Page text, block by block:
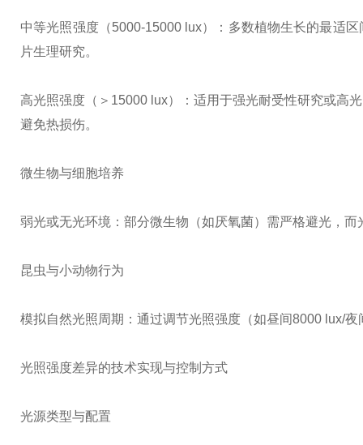
中等光照强度（5000-15000 lux）：多数植物生长的最适
片生理研究。
高光照强度（＞15000 lux）：适用于强光耐受性研究或高
避免热损伤。
微生物与细胞培养
弱光或无光环境：部分微生物（如厌氧菌）需严格避光，
昆虫与小动物行为
模拟自然光照周期：通过调节光照强度（如昼间8000 lux/
光照强度差异的技术实现与控制方式
光源类型与配置